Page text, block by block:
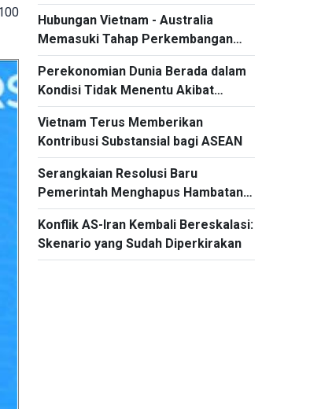
Hubungan Vietnam - Australia
Memasuki Tahap Perkembangan
Baru
Perekonomian Dunia Berada dalam
Kondisi Tidak Menentu Akibat
Konflik Berkepanjangan di Timur
Tengah
Vietnam Terus Memberikan
Kontribusi Substansial bagi ASEAN
Serangkaian Resolusi Baru
Pemerintah Menghapus Hambatan
Kelembagaan
Konflik AS-Iran Kembali Bereskalasi:
Skenario yang Sudah Diperkirakan